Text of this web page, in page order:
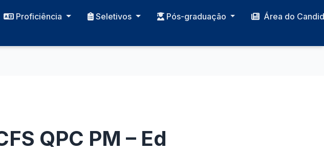
Proficiência Seletivos Pós-graduação Área do
QPC PM – Ed